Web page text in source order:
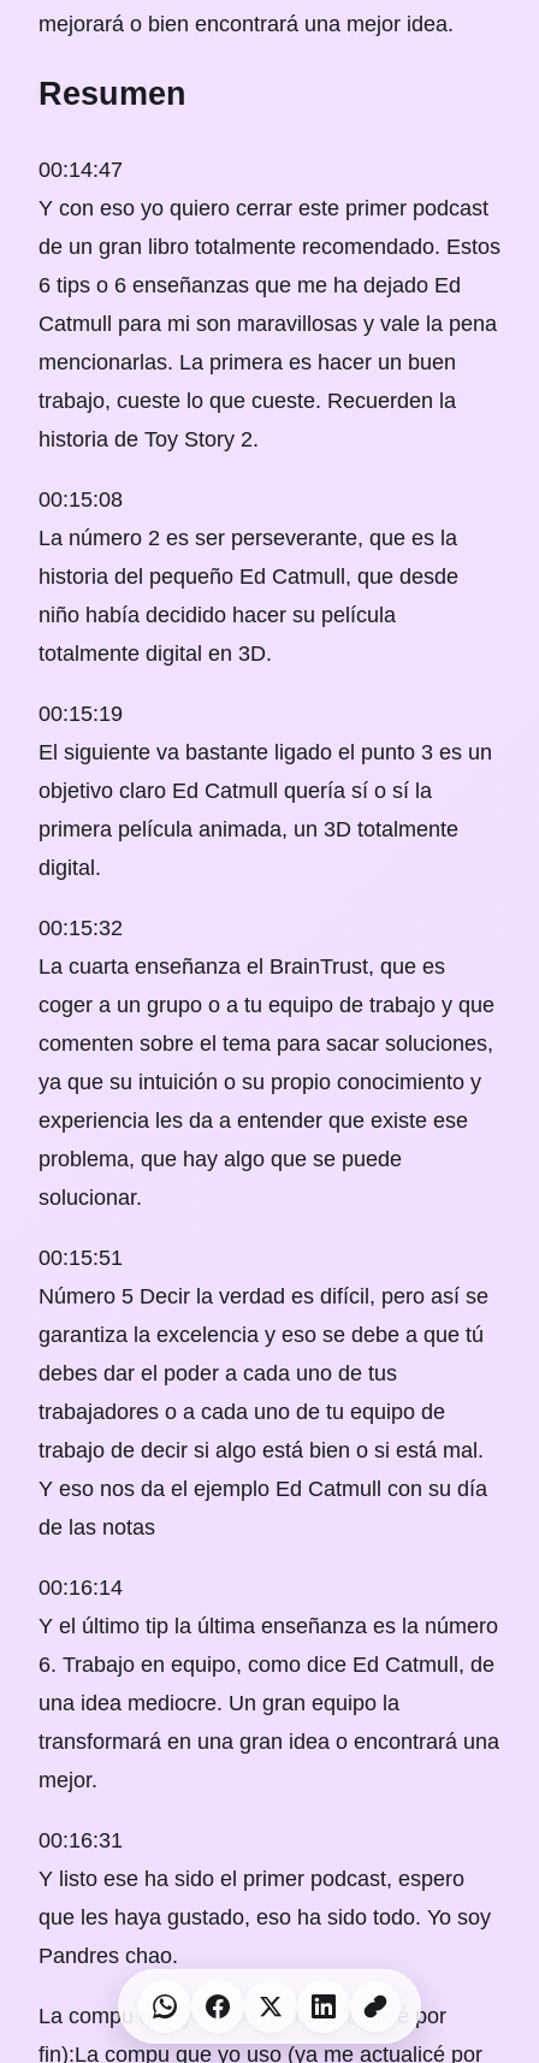
mejorará o bien encontrará una mejor idea.
Resumen
00:14:47
Y con eso yo quiero cerrar este primer podcast
de un gran libro totalmente recomendado. Estos
6 tips o 6 enseñanzas que me ha dejado Ed
Catmull para mi son maravillosas y vale la pena
mencionarlas. La primera es hacer un buen
trabajo, cueste lo que cueste. Recuerden la
historia de Toy Story 2.
00:15:08
La número 2 es ser perseverante, que es la
historia del pequeño Ed Catmull, que desde
niño había decidido hacer su película
totalmente digital en 3D.
00:15:19
El siguiente va bastante ligado el punto 3 es un
objetivo claro Ed Catmull quería sí o sí la
primera película animada, un 3D totalmente
digital.
00:15:32
La cuarta enseñanza el BrainTrust, que es
coger a un grupo o a tu equipo de trabajo y que
comenten sobre el tema para sacar soluciones,
ya que su intuición o su propio conocimiento y
experiencia les da a entender que existe ese
problema, que hay algo que se puede
solucionar.
00:15:51
Número 5 Decir la verdad es difícil, pero así se
garantiza la excelencia y eso se debe a que tú
debes dar el poder a cada uno de tus
trabajadores o a cada uno de tu equipo de
trabajo de decir si algo está bien o si está mal.
Y eso nos da el ejemplo Ed Catmull con su día
de las notas
00:16:14
Y el último tip la última enseñanza es la número
6. Trabajo en equipo, como dice Ed Catmull, de
una idea mediocre. Un gran equipo la
transformará en una gran idea o encontrará una
mejor.
00:16:31
Y listo ese ha sido el primer podcast, espero
que les haya gustado, eso ha sido todo. Yo soy
Pandres chao.
La compu que yo uso (ya me actualicé por
fin):La compu que yo uso (ya me actualicé por